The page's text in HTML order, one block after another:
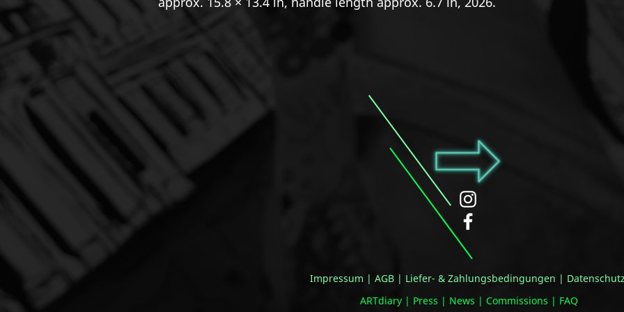
Impressum | AGB | Liefer- & Zahlungsbedingungen |
ARTdiary | Press | News | Commissions | FAQ